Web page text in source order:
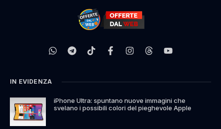
IN EVIDENZA
iPhone Ultra: spuntano nuove immagini che
svelano i possibili colori del pieghevole Apple